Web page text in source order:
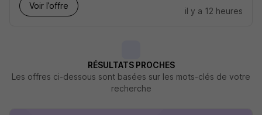
Voir l’offre
il y a 12 heures
RÉSULTATS PROCHES
Les offres ci-dessous sont basées sur les mots-clés de votre
recherche